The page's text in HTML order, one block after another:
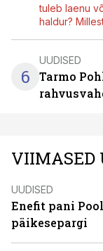
tuleb laenu
haldur?
6
UUDISED
Tarmo
VIIMASED
UUDISED
Enefit pani
päikesepargi